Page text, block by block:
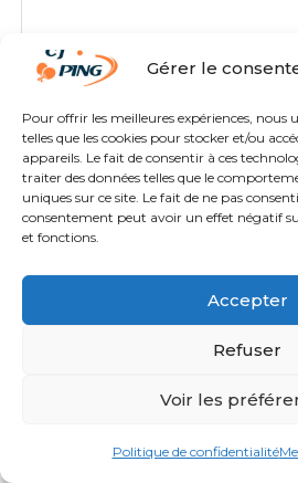
Gérer le
Pour offrir les meilleures expériences, nous
telles que les cookies pour stocker et/ou
appareils. Le fait de consentir à ces
traiter des données telles que le
uniques sur ce site. Le fait de ne pas
consentement peut avoir un effet négatif
et fonctions.
Accepter
Refuser
Voir les
Politique de confidentialité
GEWO TEE SHIRT
37,90€